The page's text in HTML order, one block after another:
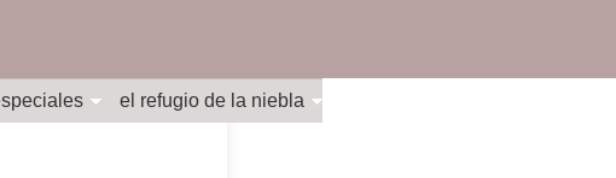
el refugio de la niebla